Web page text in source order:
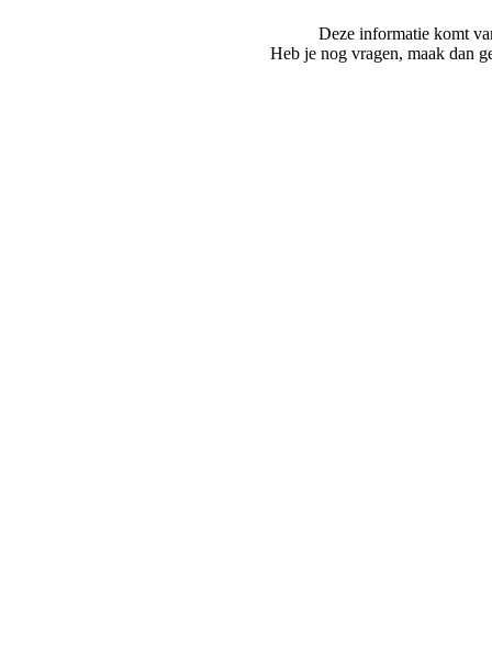
Deze informatie komt
Heb je nog vragen, maak dan